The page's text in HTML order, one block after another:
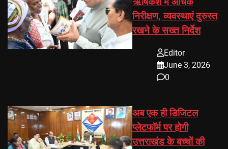
निरीक्षण, व्यवस्थाएं दुरुस्त
रखने के सख्त निर्देश
Editor
June 3, 2026
0
अब एक ही डिजिटल
प्लेटफॉर्म पर होगी
उत्तराखंड के बच्चों की